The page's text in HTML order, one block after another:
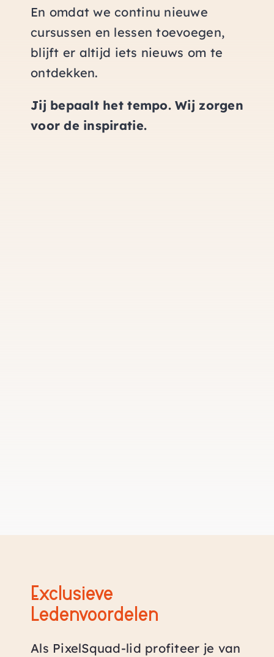
En omdat we continu nieuwe
cursussen en lessen toevoegen,
blijft er altijd iets nieuws om te
ontdekken.
Jij bepaalt het tempo. Wij zorgen
voor de inspiratie.
Exclusieve
Ledenvoordelen
Als PixelSquad-lid profiteer je van